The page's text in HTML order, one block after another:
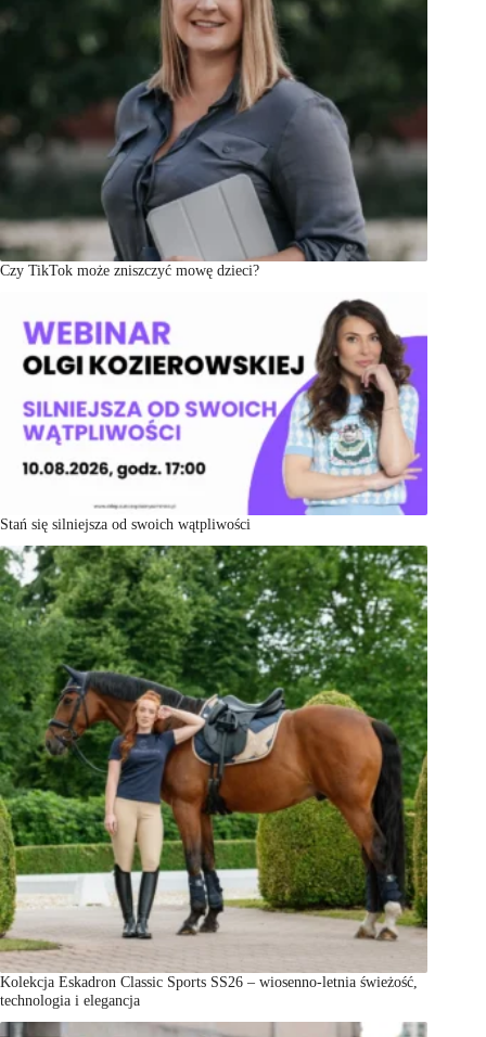
Czy TikTok może zniszczyć mowę dzieci?
Stań się silniejsza od swoich wątpliwości
Kolekcja Eskadron Classic Sports SS26 – wiosenno-letnia świeżość,
technologia i elegancja